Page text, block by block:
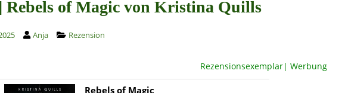
Rebels of Magic von Kristina Quills
Anja Rezension
Rezensionsexemplar| Werbung
Rebels of Magic